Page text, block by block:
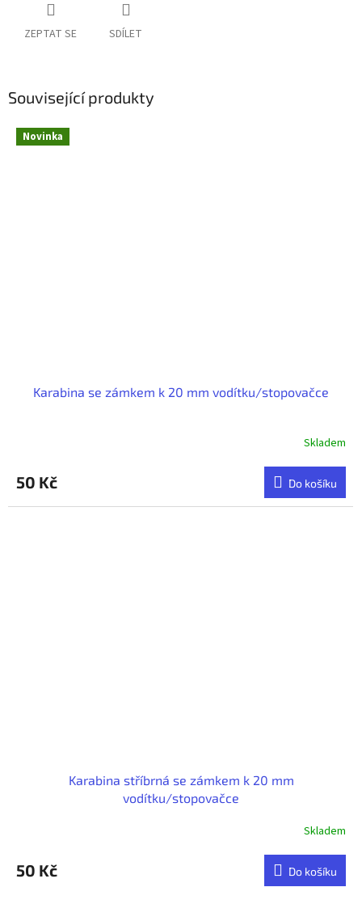
ZEPTAT SE SDÍLET
Související produkty
Novinka
Karabina se zámkem k 20 mm vodítku/stopovačce
Skladem
50 Kč Do košíku
Karabina stříbrná se zámkem k 20 mm
vodítku/stopovačce
Skladem
50 Kč Do košíku